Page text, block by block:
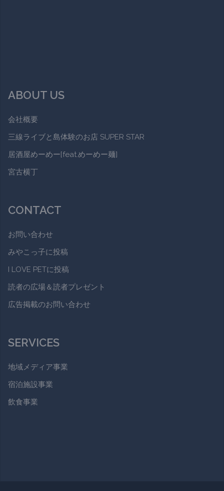
ABOUT US
会社概要
三線ライブと島体験のお店 SUPER STAR
居酒屋めーめー[feat.めーめー麺]
宮古横丁
CONTACT
お問い合わせ
みやこっ子に投稿
I LOVE PETに投稿
読者の広場＆読者プレゼント
広告掲載のお問い合わせ
SERVICES
地域メディア事業
宿泊施設事業
飲食事業